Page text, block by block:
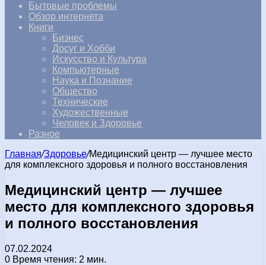
Бытовые проблемы
Обзор интернета
Книги
Бизнес
Досуг и Хобби
Искусство и Культура
Компьютерные
Наука и Познание
Общество
Технические
Художественные
Человек и Здоровье
Разное
Главная/Здоровье/Медицинский центр — лучшее место
для комплексного здоровья и полного восстановления
Медицинский центр — лучшее
место для комплексного здоровья
и полного восстановления
07.02.2024
0 Время чтения: 2 мин.